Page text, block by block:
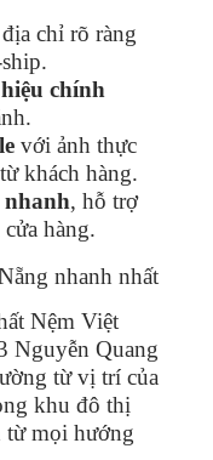
chỉ rõ ràng
chính
với ảnh thực
khách hàng.
, hỗ trợ
hàng.
nhanh nhất
Nệm Việt
Nguyễn Quang
từ vị trí của
khu đô thị
từ mọi hướng